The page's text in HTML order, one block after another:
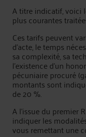
A titre indicatif, voici
plus courantes
Ces tarifs peuvent
d'acte, le temps
sa complexité, sa
l’existence d’un
pécuniaire procuré
montants sont
de 20 %.
A l’issue du premier
indiquer les
vous remettant une